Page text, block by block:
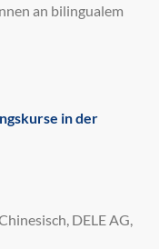
an bilingualem
in der
DELE AG,